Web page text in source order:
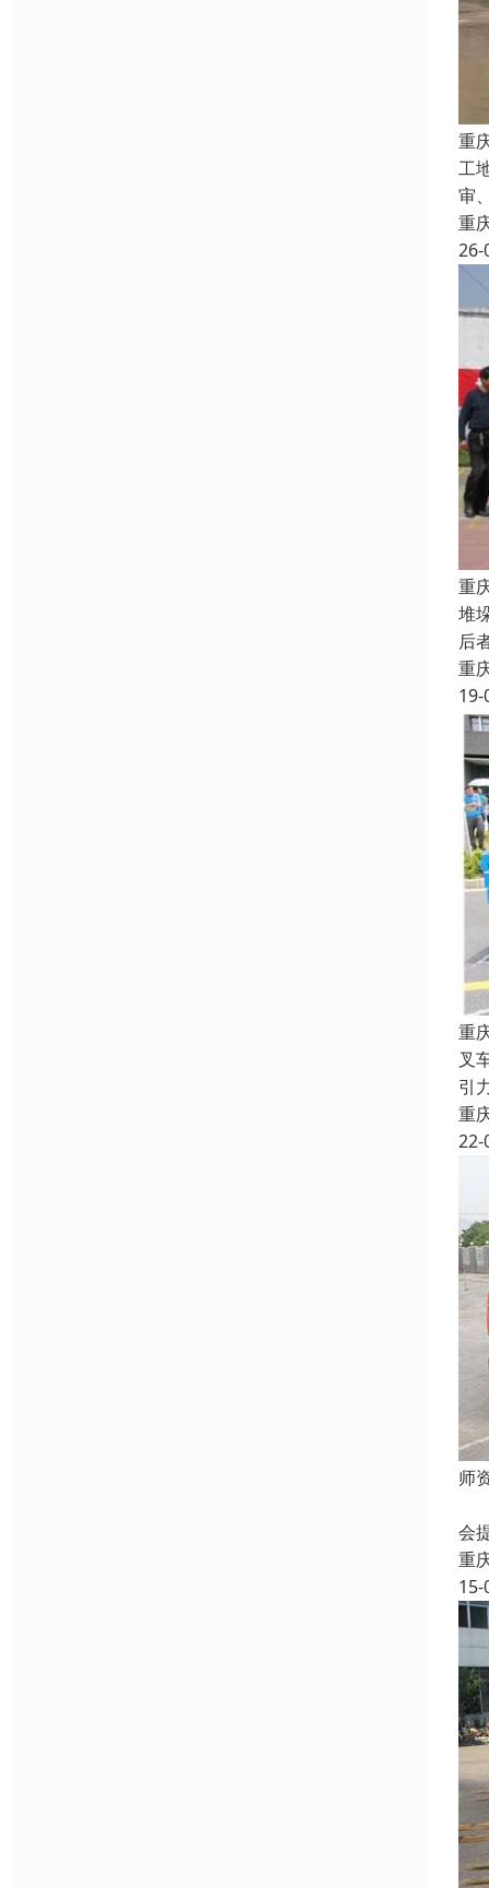
重
工
审
重
26-
重
堆
后
重
19-
重
叉
引
重
22-
师
会
重
15-